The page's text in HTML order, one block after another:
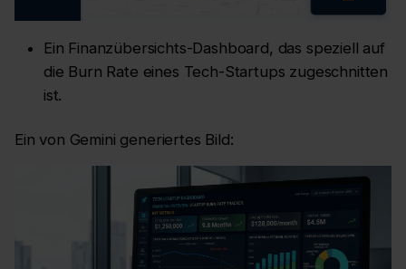
Ein Finanzübersichts-Dashboard, das speziell auf
die Burn Rate eines Tech-Startups zugeschnitten
ist.
Ein von Gemini generiertes Bild: